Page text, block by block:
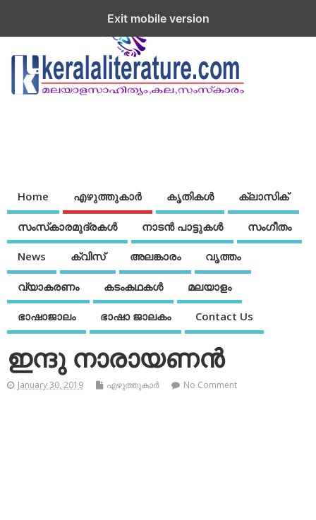
Home എഴുത്തുകാര്‍ കൃതികൾ ക്ലാസിക്
സംസ്‌കാരമുദ്രകള്‍ നാടന്‍ പാട്ടുകള്‍ സംഗീതം
News ക്വിസ് അലങ്കാരം വൃത്തം
വ്യാകരണം കടംകഥകള്‍ മലയാളം
ഭാഷാജാലം ഭാഷാ ജാലകം Contact Us
ഇന്ദു നാരായണന്‍
January 30, 2019 എഴുത്തുകാര്‍ No Comment
Exit mobile version